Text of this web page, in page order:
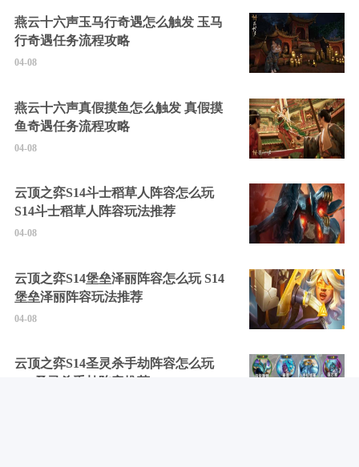
燕云十六声玉马行奇遇怎么触发 玉马
行奇遇任务流程攻略
04-08
燕云十六声真假摸鱼怎么触发 真假摸
鱼奇遇任务流程攻略
04-08
云顶之弈S14斗士稻草人阵容怎么玩
S14斗士稻草人阵容玩法推荐
04-08
云顶之弈S14堡垒泽丽阵容怎么玩 S14
堡垒泽丽阵容玩法推荐
04-08
云顶之弈S14圣灵杀手劫阵容怎么玩